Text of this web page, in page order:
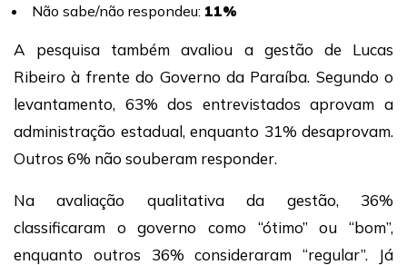
Não sabe/não respondeu: 11%
A pesquisa também avaliou a gestão de Lucas
Ribeiro à frente do Governo da Paraíba. Segundo o
levantamento, 63% dos entrevistados aprovam a
administração estadual, enquanto 31% desaprovam.
Outros 6% não souberam responder.
Na avaliação qualitativa da gestão, 36%
classificaram o governo como “ótimo” ou “bom”,
enquanto outros 36% consideraram “regular”. Já